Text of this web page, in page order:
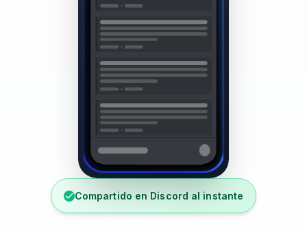
Compartido en Discord al instante